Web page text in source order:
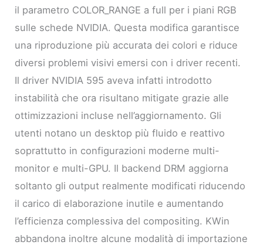
il parametro COLOR_RANGE a full per i piani RGB
sulle schede NVIDIA. Questa modifica garantisce
una riproduzione più accurata dei colori e riduce
diversi problemi visivi emersi con i driver recenti.
Il driver NVIDIA 595 aveva infatti introdotto
instabilità che ora risultano mitigate grazie alle
ottimizzazioni incluse nell’aggiornamento. Gli
utenti notano un desktop più fluido e reattivo
soprattutto in configurazioni moderne multi-
monitor e multi-GPU. Il backend DRM aggiorna
soltanto gli output realmente modificati riducendo
il carico di elaborazione inutile e aumentando
l’efficienza complessiva del compositing. KWin
abbandona inoltre alcune modalità di importazione